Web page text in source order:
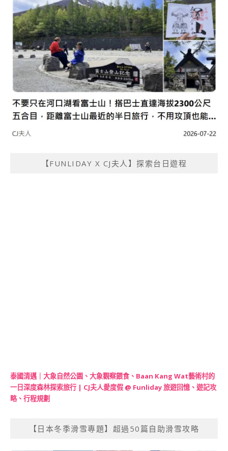
【FUNLIDAY X CJ夫人】探索台日遊程
泰國清邁｜大象自然公園、大象觀察餵食、Baan Kang Wat藝術村的
一日深度森林探索旅行 | CJ夫人愛度假 @ Funliday 旅遊回憶、遊記攻
略、行程規劃
【日本冬季滑雪專題】超過50篇自助滑雪攻略